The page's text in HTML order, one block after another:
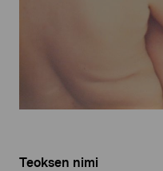
Teoksen nimi